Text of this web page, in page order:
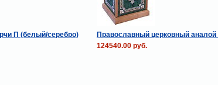
П (белый/серебро)
Православный церковный
124540.00 руб.